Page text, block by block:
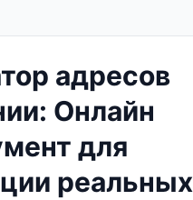
адресов
Онлайн
для
реальных